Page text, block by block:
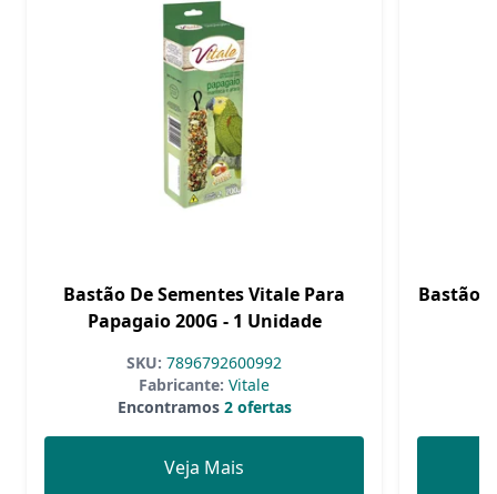
Bastão De Sementes Vitale Para
Papagaio 200G - 1 Unidade
SKU: 7896792600992
Fabricante: Vitale
Encontramos2 ofertas
Veja Mais
Bastão